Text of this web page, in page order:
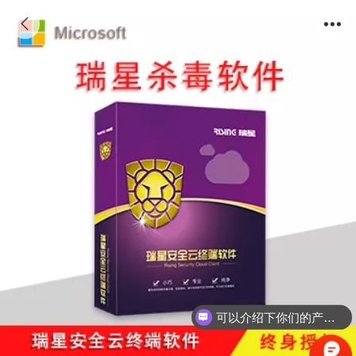
瑞星终端云安全 可以介绍下你们的产品么？